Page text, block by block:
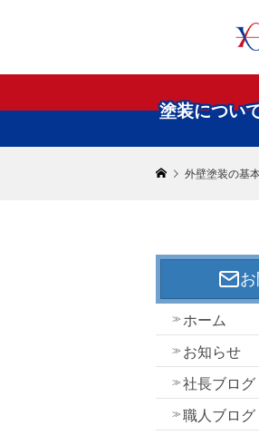
塗装につい
外壁塗装の基
ホーム
お知らせ
社長ブログ
職人ブログ